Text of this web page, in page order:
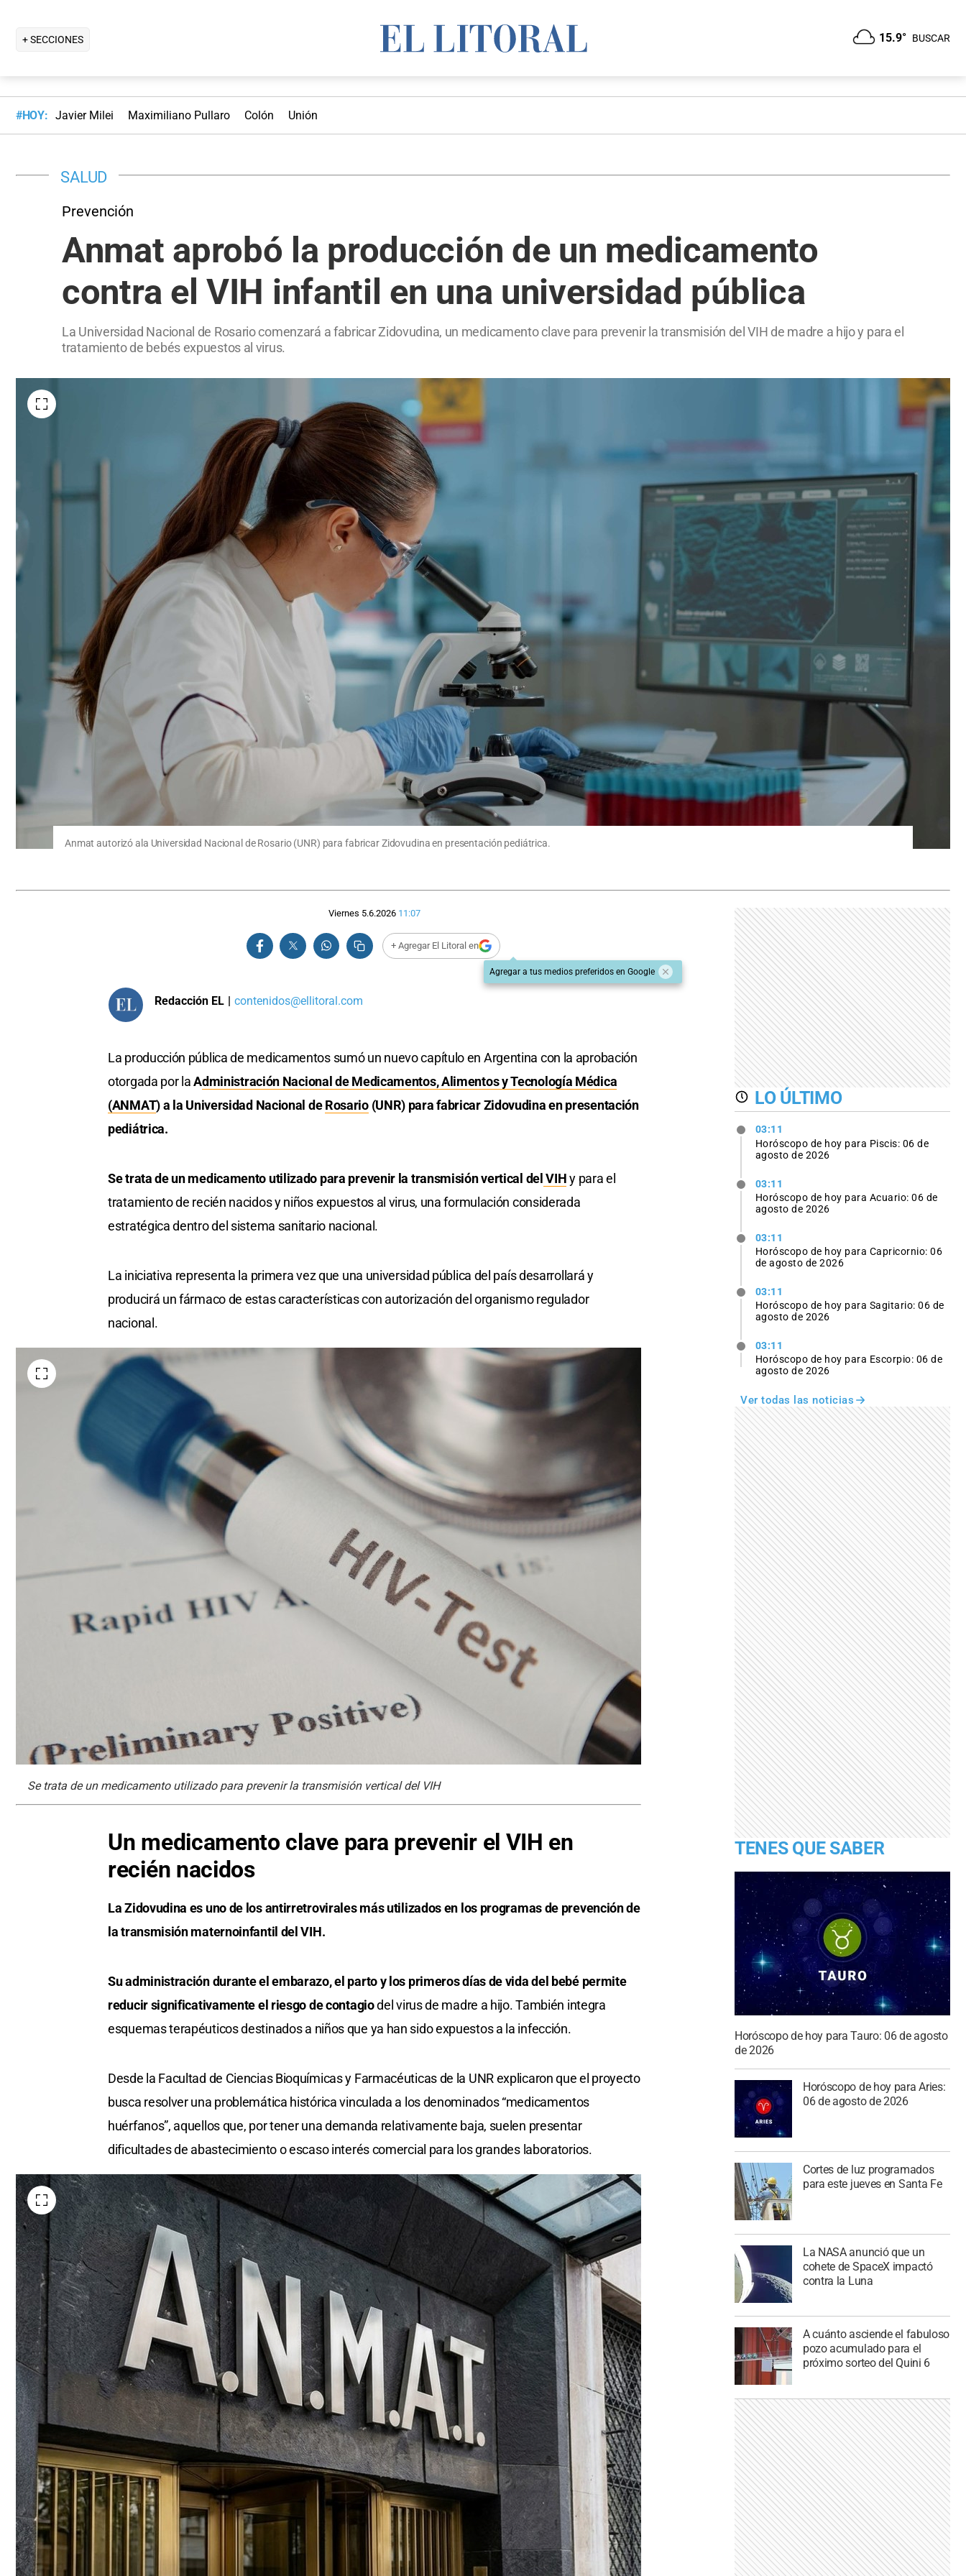
+ SECCIONES 15.9° BUSCAR
#HOY: Javier Milei Maximiliano Pullaro Colón Unión
SALUD
Prevención
Anmat aprobó la producción de un medicamento
contra el VIH infantil en una universidad pública
La Universidad Nacional de Rosario comenzará a fabricar Zidovudina, un medicamento clave para prevenir la transmisión del VIH de madre a hijo y para el
tratamiento de bebés expuestos al virus.
Anmat autorizó ala Universidad Nacional de Rosario (UNR) para fabricar Zidovudina en presentación pediátrica.
Viernes 5.6.2026 11:07
+ Agregar El Litoral en
Agregar a tus medios preferidos en Google
Redacción EL | contenidos@ellitoral.com
La producción pública de medicamentos sumó un nuevo capítulo en Argentina con la aprobación
otorgada por laAdministración Nacional de Medicamentos, Alimentos y Tecnología Médica
(ANMAT) a la Universidad Nacional deRosario(UNR) para fabricar Zidovudina en presentación
pediátrica.
Se trata de un medicamento utilizado para prevenir la transmisión vertical del VIHy para el
tratamiento de recién nacidos y niños expuestos al virus, una formulación considerada
estratégica dentro del sistema sanitario nacional.
La iniciativa representa la primera vez que una universidad pública del país desarrollará y
producirá un fármaco de estas características con autorización del organismo regulador
nacional.
Se trata de un medicamento utilizado para prevenir la transmisión vertical del VIH
Un medicamento clave para prevenir el VIH en
recién nacidos
La Zidovudina es uno de los antirretrovirales más utilizados en los programas de prevención de
la transmisión maternoinfantil del VIH.
Su administración durante el embarazo, el parto y los primeros días de vida del bebé permite
reducir significativamente el riesgo de contagiodel virus de madre a hijo. También integra
esquemas terapéuticos destinados a niños que ya han sido expuestos a la infección.
Desde la Facultad de Ciencias Bioquímicas y Farmacéuticas de la UNR explicaron que el proyecto
busca resolver una problemática histórica vinculada a los denominados “medicamentos
huérfanos”, aquellos que, por tener una demanda relativamente baja, suelen presentar
dificultades de abastecimiento o escaso interés comercial para los grandes laboratorios.
LO ÚLTIMO
03:11
Horóscopo de hoy para Piscis: 06 de
agosto de 2026
03:11
Horóscopo de hoy para Acuario: 06 de
agosto de 2026
03:11
Horóscopo de hoy para Capricornio: 06
de agosto de 2026
03:11
Horóscopo de hoy para Sagitario: 06 de
agosto de 2026
03:11
Horóscopo de hoy para Escorpio: 06 de
agosto de 2026
Ver todas las noticias
TENES QUE SABER
Horóscopo de hoy para Tauro: 06 de agosto
de 2026
Horóscopo de hoy para Aries:
06 de agosto de 2026
Cortes de luz programados
para este jueves en Santa Fe
La NASA anunció que un
cohete de SpaceX impactó
contra la Luna
A cuánto asciende el fabuloso
pozo acumulado para el
próximo sorteo del Quini 6